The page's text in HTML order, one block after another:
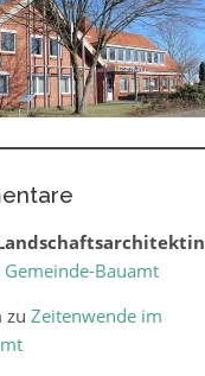
Bauamt
zu Zeitenwende im